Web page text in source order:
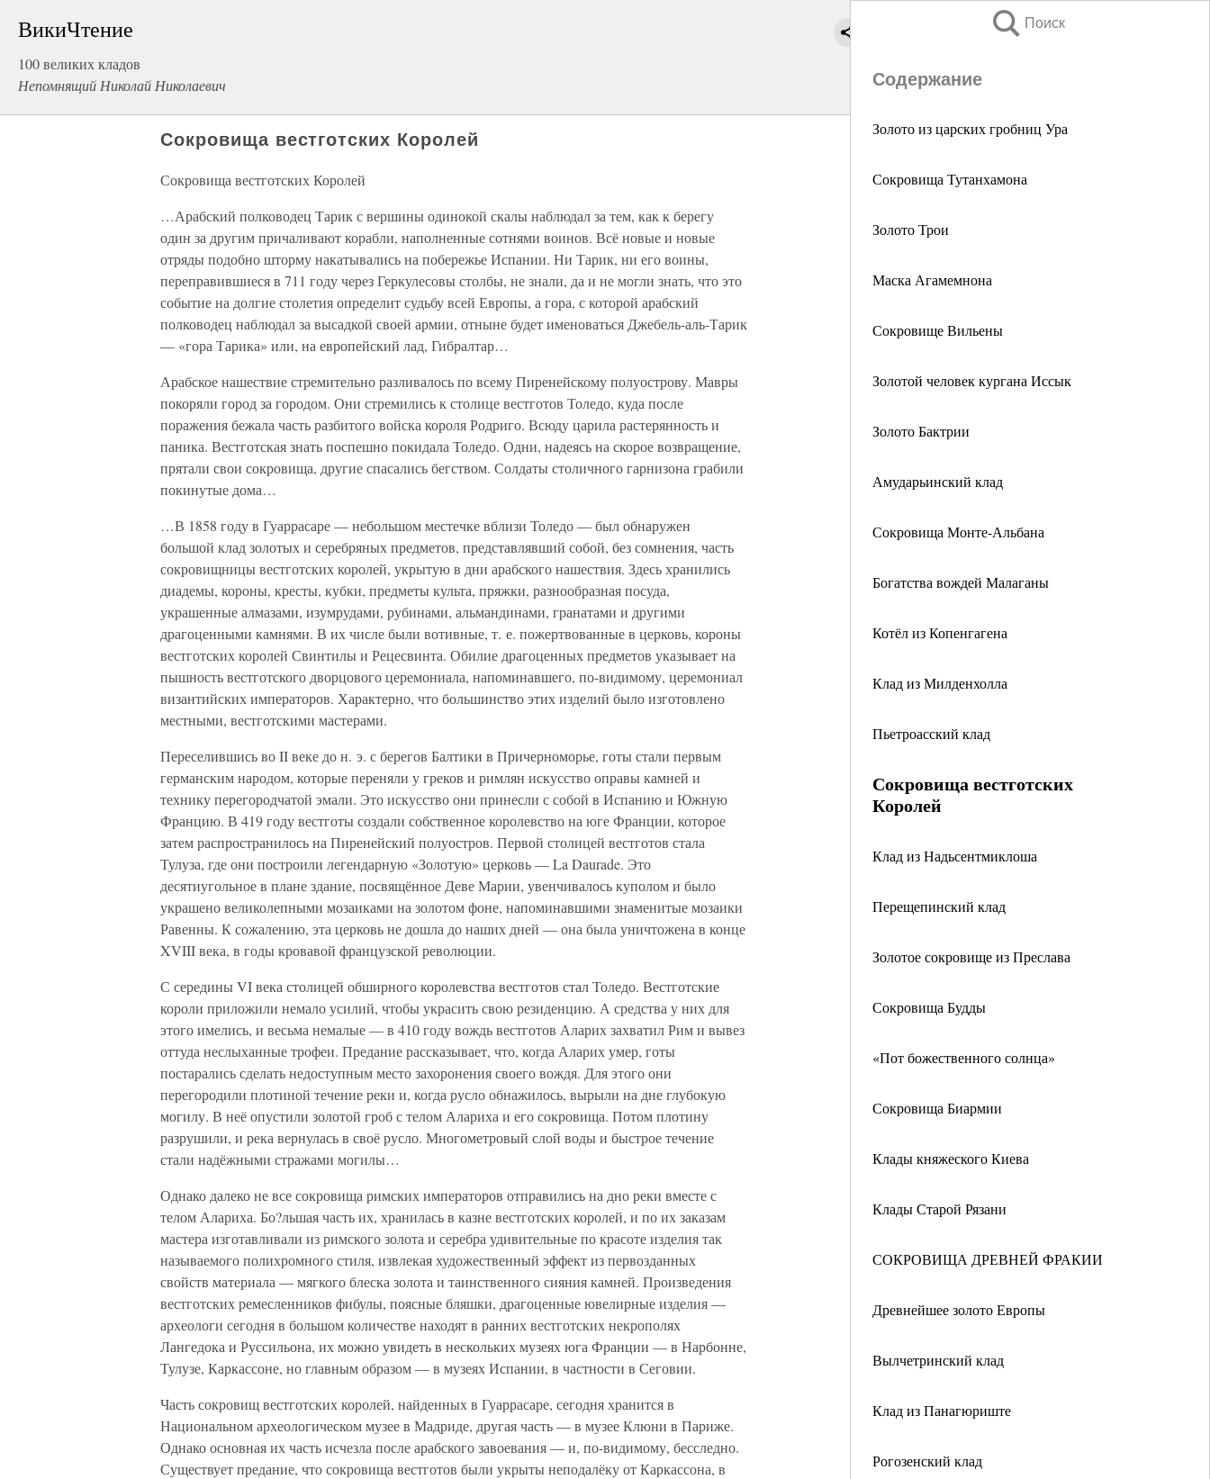
ВикиЧтение
100 великих кладов
Непомнящий Николай Николаевич
Поиск
Содержание
Золото из царских гробниц Ура
Сокровища Тутанхамона
Золото Трои
Маска Агамемнона
Сокровище Вильены
Золотой человек кургана Иссык
Золото Бактрии
Амударьинский клад
Сокровища Монте-Альбана
Богатства вождей Малаганы
Котёл из Копенгагена
Клад из Милденхолла
Пьетроасский клад
Сокровища вестготских
Королей
Клад из Надьсентмиклоша
Перещепинский клад
Золотое сокровище из Преслава
Сокровища Будды
«Пот божественного солнца»
Сокровища Биармии
Клады княжеского Киева
Клады Старой Рязани
СОКРОВИЩА ДРЕВНЕЙ ФРАКИИ
Древнейшее золото Европы
Вылчетринский клад
Клад из Панагюриште
Рогозенский клад
Сокровища вестготских Королей
Сокровища вестготских Королей
…Арабский полководец Тарик с вершины одинокой скалы наблюдал за тем, как к берегу
один за другим причаливают корабли, наполненные сотнями воинов. Всё новые и новые
отряды подобно шторму накатывались на побережье Испании. Ни Тарик, ни его воины,
переправившиеся в 711 году через Геркулесовы столбы, не знали, да и не могли знать, что это
событие на долгие столетия определит судьбу всей Европы, а гора, с которой арабский
полководец наблюдал за высадкой своей армии, отныне будет именоваться Джебель-аль-Тарик
— «гора Тарика» или, на европейский лад, Гибралтар…
Арабское нашествие стремительно разливалось по всему Пиренейскому полуострову. Мавры
покоряли город за городом. Они стремились к столице вестготов Толедо, куда после
поражения бежала часть разбитого войска короля Родриго. Всюду царила растерянность и
паника. Вестготская знать поспешно покидала Толедо. Одни, надеясь на скорое возвращение,
прятали свои сокровища, другие спасались бегством. Солдаты столичного гарнизона грабили
покинутые дома…
…В 1858 году в Гуаррасаре — небольшом местечке вблизи Толедо — был обнаружен
большой клад золотых и серебряных предметов, представлявший собой, без сомнения, часть
сокровищницы вестготских королей, укрытую в дни арабского нашествия. Здесь хранились
диадемы, короны, кресты, кубки, предметы культа, пряжки, разнообразная посуда,
украшенные алмазами, изумрудами, рубинами, альмандинами, гранатами и другими
драгоценными камнями. В их числе были вотивные, т. е. пожертвованные в церковь, короны
вестготских королей Свинтилы и Рецесвинта. Обилие драгоценных предметов указывает на
пышность вестготского дворцового церемониала, напоминавшего, по-видимому, церемониал
византийских императоров. Характерно, что большинство этих изделий было изготовлено
местными, вестготскими мастерами.
Переселившись во II веке до н. э. с берегов Балтики в Причерноморье, готы стали первым
германским народом, которые переняли у греков и римлян искусство оправы камней и
технику перегородчатой эмали. Это искусство они принесли с собой в Испанию и Южную
Францию. В 419 году вестготы создали собственное королевство на юге Франции, которое
затем распространилось на Пиренейский полуостров. Первой столицей вестготов стала
Тулуза, где они построили легендарную «Золотую» церковь — La Daurade. Это
десятиугольное в плане здание, посвящённое Деве Марии, увенчивалось куполом и было
украшено великолепными мозаиками на золотом фоне, напоминавшими знаменитые мозаики
Равенны. К сожалению, эта церковь не дошла до наших дней — она была уничтожена в конце
XVIII века, в годы кровавой французской революции.
С середины VI века столицей обширного королевства вестготов стал Толедо. Вестготские
короли приложили немало усилий, чтобы украсить свою резиденцию. А средства у них для
этого имелись, и весьма немалые — в 410 году вождь вестготов Аларих захватил Рим и вывез
оттуда неслыханные трофеи. Предание рассказывает, что, когда Аларих умер, готы
постарались сделать недоступным место захоронения своего вождя. Для этого они
перегородили плотиной течение реки и, когда русло обнажилось, вырыли на дне глубокую
могилу. В неё опустили золотой гроб с телом Алариха и его сокровища. Потом плотину
разрушили, и река вернулась в своё русло. Многометровый слой воды и быстрое течение
стали надёжными стражами могилы…
Однако далеко не все сокровища римских императоров отправились на дно реки вместе с
телом Алариха. Бо?льшая часть их, хранилась в казне вестготских королей, и по их заказам
мастера изготавливали из римского золота и серебра удивительные по красоте изделия так
называемого полихромного стиля, извлекая художественный эффект из первозданных
свойств материала — мягкого блеска золота и таинственного сияния камней. Произведения
вестготских ремесленников фибулы, поясные бляшки, драгоценные ювелирные изделия —
археологи сегодня в большом количестве находят в ранних вестготских некрополях
Лангедока и Руссильона, их можно увидеть в нескольких музеях юга Франции — в Нарбонне,
Тулузе, Каркассоне, но главным образом — в музеях Испании, в частности в Сеговии.
Часть сокровищ вестготских королей, найденных в Гуаррасаре, сегодня хранится в
Национальном археологическом музее в Мадриде, другая часть — в музее Клюни в Париже.
Однако основная их часть исчезла после арабского завоевания — и, по-видимому, бесследно.
Существует предание, что сокровища вестготов были укрыты неподалёку от Каркассона, в